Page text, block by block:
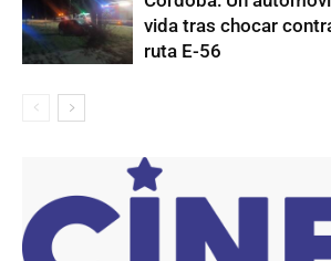
vida tras chocar
ruta E-56